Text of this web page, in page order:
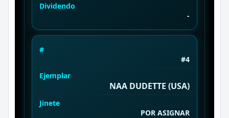
Dividendo
-
#
#4
Ejemplar
NAA DUDETTE (USA)
Jinete
POR ASIGNAR